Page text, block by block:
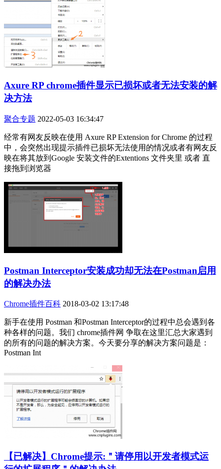
Axure RP chrome插件显示已损坏或者无法安装的解
决方法
聚合专题 2022-05-03 16:34:47
经常有网友反映在使用 Axure RP Extension for Chrome 的过程
中，会突然出现提示插件已损坏无法使用的情况或者有网友反
映在将其放到Google 安装文件的Extentions 文件夹里 或者 直
接拖到浏览器
Postman Interceptor安装成功却无法在Postman启用
的解决办法
Chrome插件百科 2018-03-02 13:17:48
新手在使用 Postman 和Postman Interceptor的过程中总会遇到各
种各样的问题。我们 chrome插件网 争取在这里汇总大家遇到
的所有的问题的解决方案。今天要分享的解决方案问题是：
Postman Int
【已解决】Chrome提示:＂请停用以开发者模式运